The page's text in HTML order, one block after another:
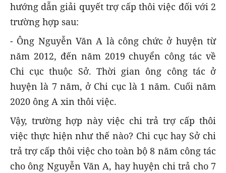
hướng dẫn giải quyết trợ cấp thôi việc đối với 2
trường hợp sau:
- Ông Nguyễn Văn A là công chức ở huyện từ
năm 2012, đến năm 2019 chuyển công tác về
Chi cục thuộc Sở. Thời gian ông công tác ở
huyện là 7 năm, ở Chi cục là 1 năm. Cuối năm
2020 ông A xin thôi việc.
Vậy, trường hợp này việc chi trả trợ cấp thôi
việc thực hiện như thế nào? Chi cục hay Sở chi
trả trợ cấp thôi việc cho toàn bộ 8 năm công tác
cho ông Nguyễn Văn A, hay huyện chi trả cho 7